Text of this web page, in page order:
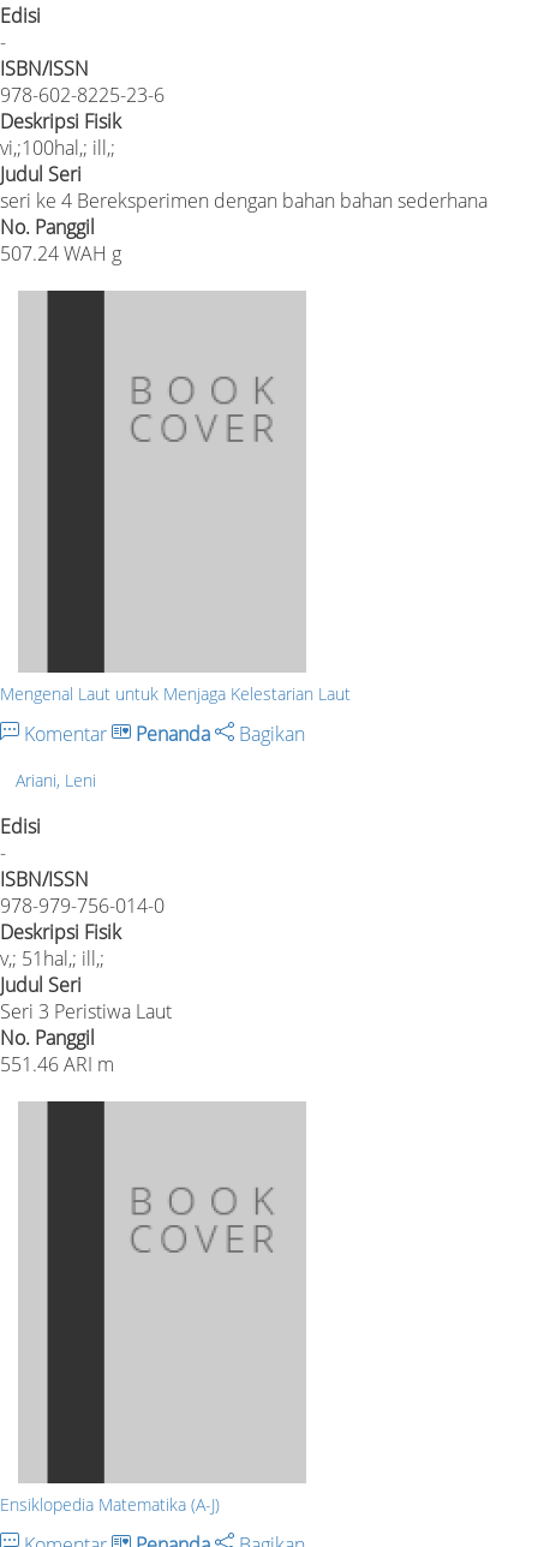
Edisi
-
ISBN/ISSN
978-602-8225-23-6
Deskripsi Fisik
vi,;100hal,; ill,;
Judul Seri
seri ke 4 Bereksperimen dengan bahan bahan sederhana
No. Panggil
507.24 WAH g
Mengenal Laut untuk Menjaga Kelestarian Laut
Komentar Penanda Bagikan
Ariani, Leni
Edisi
-
ISBN/ISSN
978-979-756-014-0
Deskripsi Fisik
v,; 51hal,; ill,;
Judul Seri
Seri 3 Peristiwa Laut
No. Panggil
551.46 ARI m
Ensiklopedia Matematika (A-J)